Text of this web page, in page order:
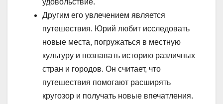
Другим его увлечением является
путешествия. Юрий любит исследовать
новые места, погружаться в местную
культуру и познавать историю различных
стран и городов. Он считает, что
путешествия помогают расширять
кругозор и получать новые впечатления.